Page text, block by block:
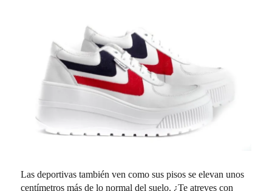
Las deportivas también ven como sus pisos se elevan unos
centímetros más de lo normal del suelo. ¿Te atreves con